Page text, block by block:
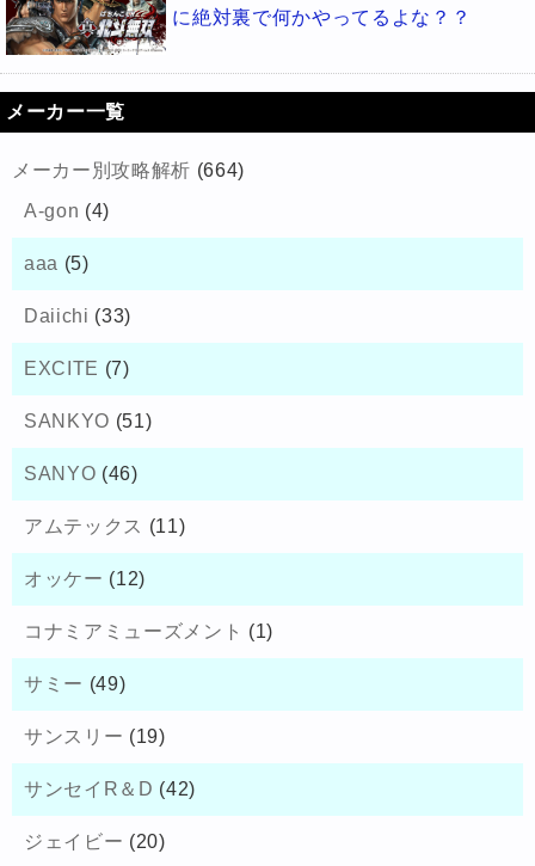
に絶対裏で何かやってるよな？？
メーカー一覧
メーカー別攻略解析 (664)
A-gon (4)
aaa (5)
Daiichi (33)
EXCITE (7)
SANKYO (51)
SANYO (46)
アムテックス (11)
オッケー (12)
コナミアミューズメント (1)
サミー (49)
サンスリー (19)
サンセイR＆D (42)
ジェイビー (20)